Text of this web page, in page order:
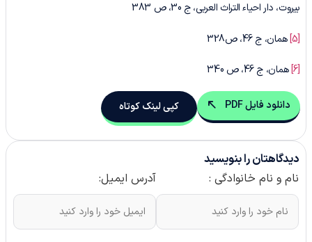
بیروت، دار احیاء التراث العربی، ج 30، ص 383
[5] همان، ج 46، ص328
[6] همان، ج 46، ص 340
دانلود فایل PDF کپی لینک کوتاه
دیدگاهتان را بنویسید
نام و نام خانوادگی :
آدرس ایمیل: